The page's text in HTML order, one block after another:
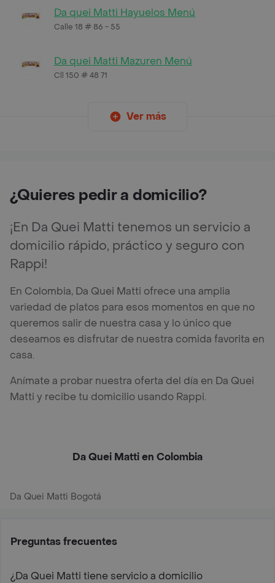
Da quei Matti Hayuelos Menú
Calle 18 # 86 - 55
Da quei Matti Mazuren Menú
Cll 150 # 48 71
Ver más
¿Quieres pedir a domicilio?
¡En Da Quei Matti tenemos un servicio a
domicilio rápido, práctico y seguro con
Rappi!
En Colombia, Da Quei Matti ofrece una amplia
variedad de platos para esos momentos en que no
queremos salir de nuestra casa y lo único que
deseamos es disfrutar de nuestra comida favorita en
casa.
Anímate a probar nuestra oferta del día en Da Quei
Matti y recibe tu domicilio usando Rappi.
Da Quei Matti en Colombia
Da Quei Matti Bogotá
Preguntas frecuentes
¿Da Quei Matti tiene servicio a domicilio